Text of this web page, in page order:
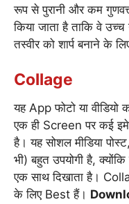
रूप से पुरानी और कम
किया जाता है ताकि वे
तस्वीर को शार्प बनाने के
Collage
यह App फोटो या वीडियो
एक ही Screen पर कई
है। यह सोशल मीडिया
भी) बहुत उपयोगी है,
एक साथ दिखाता है।
के लिए Best हैं।